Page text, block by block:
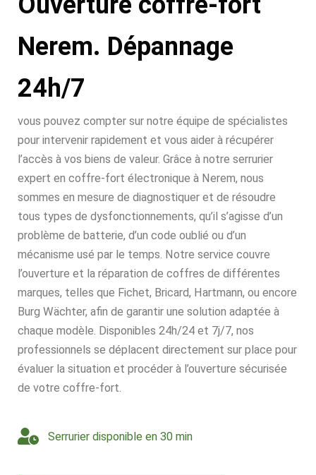
Nerem. Dépannage
24h/7
vous pouvez compter sur notre équipe de spécialistes
pour intervenir rapidement et vous aider à récupérer
l’accès à vos biens de valeur. Grâce à notre serrurier
expert en coffre-fort électronique à Nerem, nous
sommes en mesure de diagnostiquer et de résoudre
tous types de dysfonctionnements, qu’il s’agisse d’un
problème de batterie, d’un code oublié ou d’un
mécanisme usé par le temps. Notre service couvre
l’ouverture et la réparation de coffres de différentes
marques, telles que Fichet, Bricard, Hartmann, ou encore
Burg Wächter, afin de garantir une solution adaptée à
chaque modèle. Disponibles 24h/24 et 7j/7, nos
professionnels se déplacent directement sur place pour
évaluer la situation et procéder à l’ouverture sécurisée
de votre coffre-fort.
Serrurier disponible en 30 min